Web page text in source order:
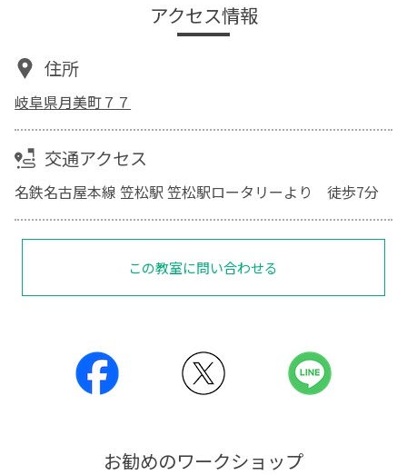
アクセス情報
住所
岐阜県月美町７７
交通アクセス
名鉄名古屋本線 笠松駅 笠松駅ロータリーより 徒歩7分
この教室に問い合わせる
お勧めのワークショップ